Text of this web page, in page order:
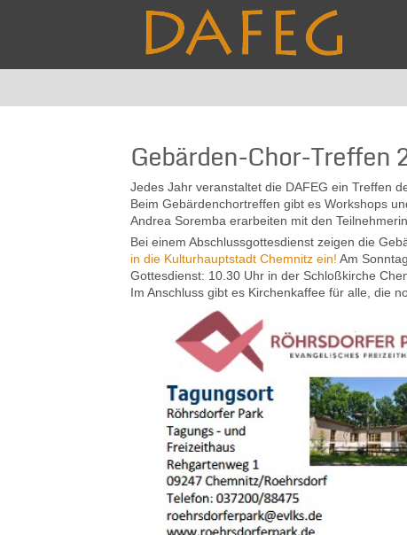
Gebärden-Chor-Treffen
Jedes Jahr veranstaltet die DAFEG ein Treffen
Beim Gebärdenchortreffen gibt es Workshops
Andrea Soremba erarbeiten mit den
Bei einem Abschlussgottesdienst zeigen die
in die Kulturhauptstadt Chemnitz ein! Am
Gottesdienst: 10.30 Uhr in der Schloßkirche
Im Anschluss gibt es Kirchenkaffee für alle, die